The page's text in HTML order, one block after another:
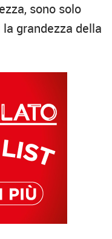
sono solo
grandezza della